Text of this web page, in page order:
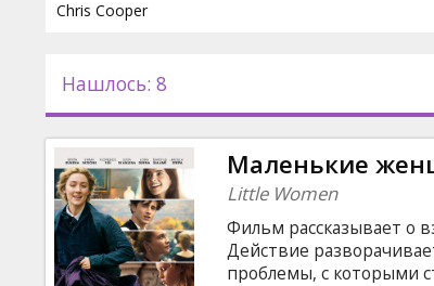
Новости
Подарки
Кинозакуски
Нашлось: 8
Маленькие
Little Women
Фильм рассказывает о
Действие
проблемы, с которыми